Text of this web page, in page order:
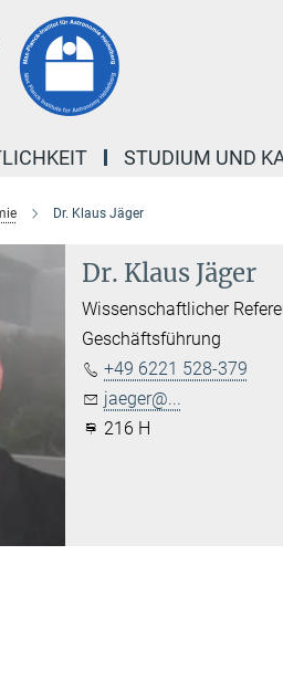
STUDIUM UND
Dr. Klaus Jäger
Dr. Klaus Jäger
Wissenschaftlicher
Geschäftsführung
+49 6221 528-379
jaeger@...
216 H